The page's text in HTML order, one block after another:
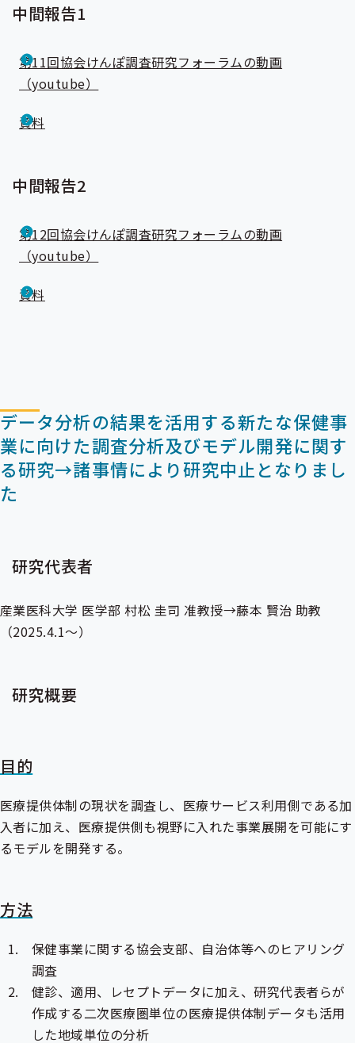
中間報告1
第11回協会けんぽ調査研究フォーラムの動画
（youtube）
資料
中間報告2
第12回協会けんぽ調査研究フォーラムの動画
（youtube）
資料
データ分析の結果を活用する新たな保健事
業に向けた調査分析及びモデル開発に関す
る研究→諸事情により研究中止となりまし
た
研究代表者
産業医科大学 医学部 村松 圭司 准教授→藤本 賢治 助教
（2025.4.1～）
研究概要
目的
医療提供体制の現状を調査し、医療サービス利用側である加
入者に加え、医療提供側も視野に入れた事業展開を可能にす
るモデルを開発する。
方法
保健事業に関する協会支部、自治体等へのヒアリング
調査
健診、適用、レセプトデータに加え、研究代表者らが
作成する二次医療圏単位の医療提供体制データも活用
した地域単位の分析